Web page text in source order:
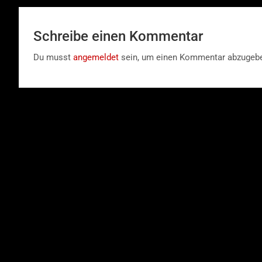
Schreibe einen Kommentar
Du musst angemeldet sein, um einen Kommentar